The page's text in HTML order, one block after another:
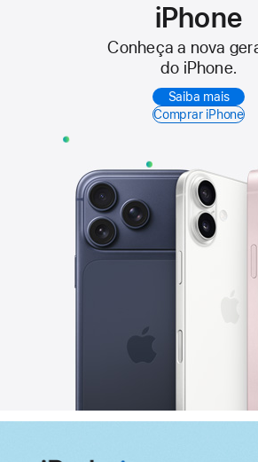
iPhone
Conheça a nova
do iPhone.
Saiba mais
Comprar iPhone